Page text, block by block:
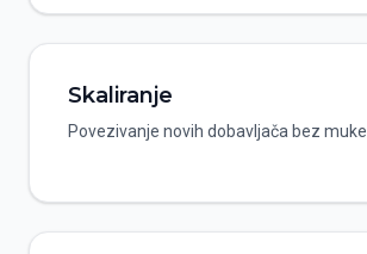
Skaliranje
Povezivanje novih dobavljača bez muke.